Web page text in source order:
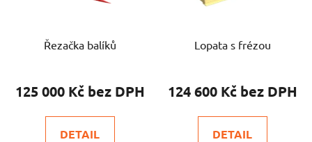
Řezačka balíků
125 000 Kč
DETAIL
Lopata s frézou
124 600 Kč
DETAIL